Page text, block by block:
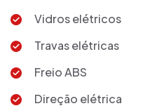
Vidros elétricos
Travas elétricas
Freio ABS
Direção elétrica